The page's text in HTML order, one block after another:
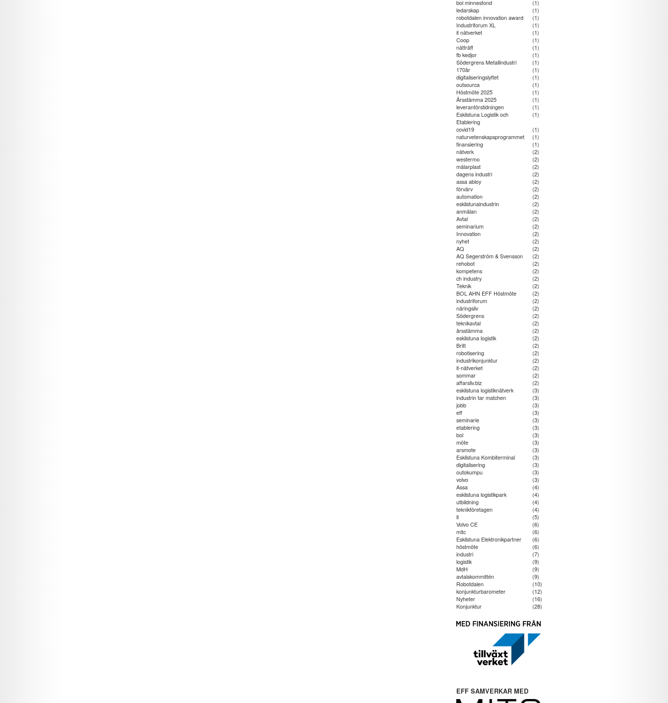
bol minnesfond
(1)
ledarskap
(1)
robotdalen innovation award
(1)
Industriforum XL
(1)
it nätverket
(1)
Coop
(1)
nätträff
(1)
fb kedjor
(1)
Södergrens Metallindustri
(1)
170år
(1)
digitaliseringslyftet
(1)
outsourca
(1)
Höstmöte 2025
(1)
Årsstämma 2025
(1)
leverantörstidningen
(1)
Eskilstuna Logistik och
Etablering
(1)
covid19
(1)
naturvetenskapsprogrammet
(1)
finansiering
(1)
nätverk
(2)
westermo
(2)
mälarplast
(2)
dagens industri
(2)
assa abloy
(2)
förvärv
(2)
automation
(2)
eskilstunaindustrin
(2)
anmälan
(2)
Avtal
(2)
seminarium
(2)
Innovation
(2)
nyhet
(2)
AQ
(2)
AQ Segerström & Svensson
(2)
rehobot
(2)
kompetens
(2)
ch industry
(2)
Teknik
(2)
BOL AHN EFF Höstmöte
(2)
industriforum
(2)
näringsliv
(2)
Södergrens
(2)
teknikavtal
(2)
årsstämma
(2)
eskilstuna logistik
(2)
Britt
(2)
robotisering
(2)
industrikonjunktur
(2)
it-nätverket
(2)
sommar
(2)
affarsliv.biz
(2)
eskilstuna logistiknätverk
(3)
industrin tar matchen
(3)
jobb
(3)
eff
(3)
seminarie
(3)
etablering
(3)
bol
(3)
möte
(3)
arsmote
(3)
Eskilstuna Kombiterminal
(3)
digitalisering
(3)
outokumpu
(3)
volvo
(3)
Assa
(4)
eskilstuna logistikpark
(4)
utbildning
(4)
teknikföretagen
(4)
it
(5)
Volvo CE
(6)
mitc
(6)
Eskilstuna Elektronikpartner
(6)
höstmöte
(6)
industri
(7)
logistik
(9)
MdH
(9)
avtalskommittén
(9)
Robotdalen
(10)
konjunkturbarometer
(12)
Nyheter
(16)
Konjunktur
(28)
EFF SAMVERKAR MED